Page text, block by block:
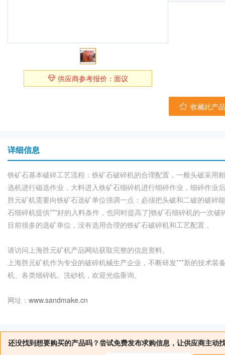
供应商参考报价：面议
收藏此产品
详细信息
铁矿石基本破碎工艺流程：铁矿石破碎机的合理配置，一般头破采
选机进行磁选作业，大料进入铁矿石细碎机进行细碎作业，细碎作业
胜元矿机需要向铁矿石选矿单位强调一点：必须把头破和二破的破
石细碎机提供***好的入料条件，也同时提高了]铁矿石细碎机的一次
目前很多的选矿单位，没有选用合理的铁矿石破碎机和工艺配置，
请访问上海胜元矿机产品网站获取完整的信息资料。
上海胜元矿机作为专业的破碎机械生产企业，不断研发***新的技术
机、各类细碎机、洗砂机，欢迎光临垂询。
网址： www.sandmake.cn
还没找到想要购买的产品吗？尝试免费发布求购信息，让供应商主动